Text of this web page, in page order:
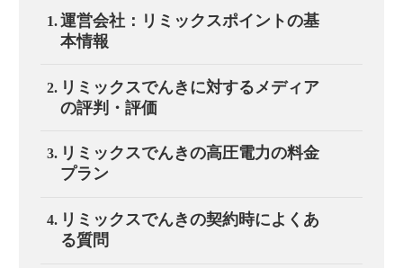
運営会社：リミックスポイントの基
本情報
リミックスでんきに対するメディア
の評判・評価
リミックスでんきの高圧電力の料金
プラン
リミックスでんきの契約時によくあ
る質問